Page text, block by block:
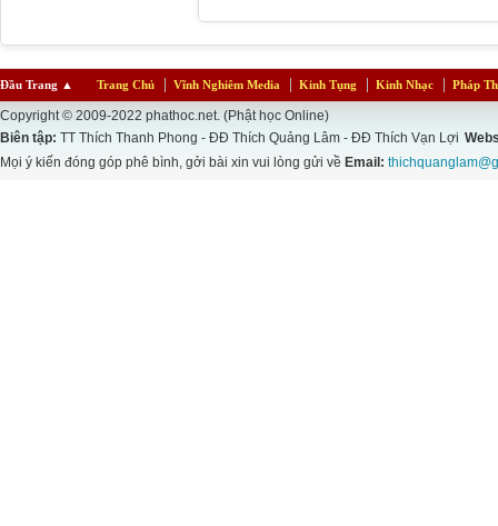
Đầu Trang ▲ Trang Chủ Vĩnh Nghiêm Media Kinh Tụng Kinh Nhạc Pháp
Copyright © 2009-2022 phathoc.net. (Phật học Online)
Biên tập: TT Thích Thanh Phong - ĐĐ Thích Quảng Lâm - ĐĐ Thích Vạn Lợi
Mọi ý kiến đóng góp phê bình, gởi bài xin vui lòng gửi về Email: